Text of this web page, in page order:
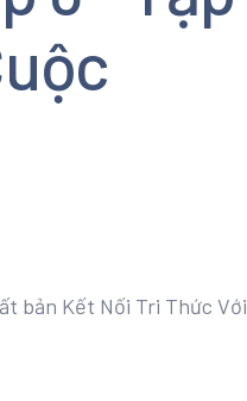
bản Kết Nối Tri Thức Với